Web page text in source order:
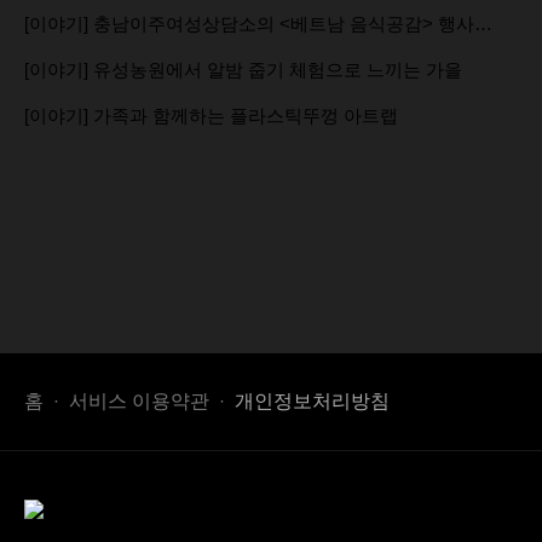
[이야기] 충남이주여성상담소의 <베트남 음식공감> 행사…
[이야기] 유성농원에서 알밤 줍기 체험으로 느끼는 가을
[이야기] 가족과 함께하는 플라스틱뚜껑 아트랩
홈 서비스 이용약관 개인정보처리방침